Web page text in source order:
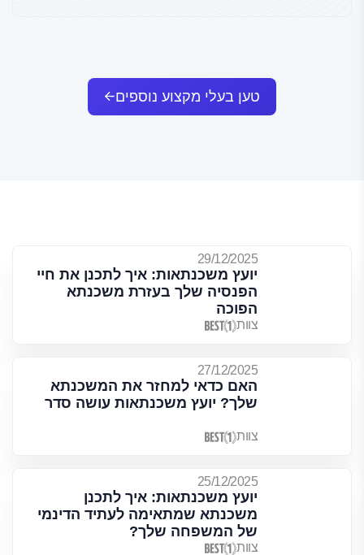
טען בעלי מקצוע נוספים
29/12/2025
יועץ משכנתאות: איך לתכנן את חיי
הפנסיה שלך בעזרת משכנתא
הפוכה
צוות
27/12/2025
האם כדאי למחזר את המשכנתא
שלך? יועץ משכנתאות עושה סדר
צוות
25/12/2025
יועץ משכנתאות: איך לתכנן
משכנתא שמתאימה לעתיד הדינמי
של המשפחה שלך?
צוות